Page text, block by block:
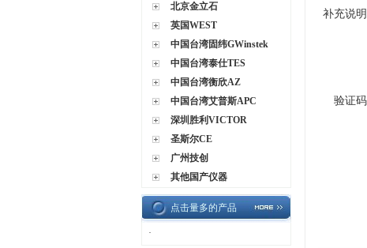
北京金立石
英国WEST
中国台湾固纬GWinstek
中国台湾泰仕TES
中国台湾衡欣AZ
中国台湾艾普斯APC
深圳胜利VICTOR
圣斯尔CE
广州技创
其他国产仪器
点击量多的产品
·
补充说明
验证